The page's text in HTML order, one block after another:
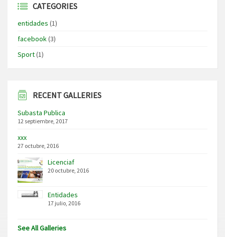
CATEGORIES
entidades (1)
facebook(3)
Sport(1)
RECENT GALLERIES
Subasta Publica
12 septiembre, 2017
xxx
27 octubre, 2016
Licenciaf
20 octubre, 2016
Entidades
17 julio, 2016
See All Galleries